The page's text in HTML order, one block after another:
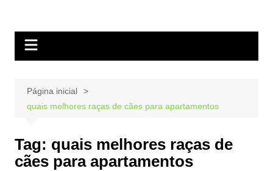
Página inicial
quais melhores raças de cães para apartamentos
Tag: quais melhores raças de
cães para apartamentos